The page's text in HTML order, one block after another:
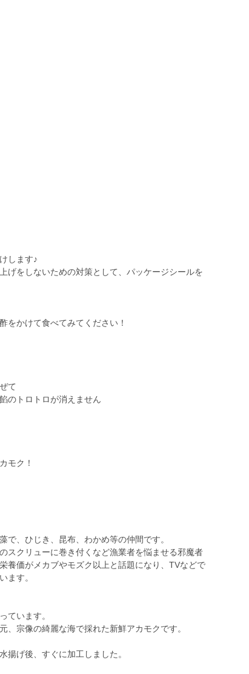
します♪
げをしないための対策として、パッケージシールを
をかけて食べてみてください！
て
のトロトロが消えません
モク！
で、ひじき、昆布、わかめ等の仲間です。
スクリューに巻き付くなど漁業者を悩ませる邪魔者
養価がメカブやモズク以上と話題になり、TVなどで
います。
ています。
宗像の綺麗な海で採れた新鮮アカモクです。
揚げ後、すぐに加工しました。